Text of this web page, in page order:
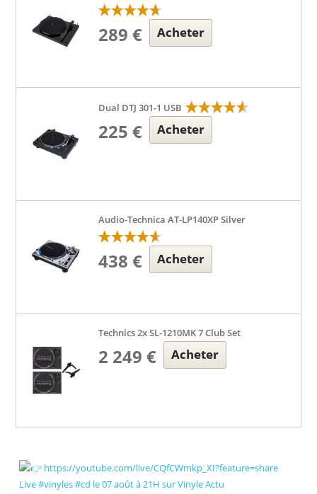
289 € Acheter
Dual DTJ 301-1 USB
225 € Acheter
Audio-Technica AT-LP140XP Silver
438 € Acheter
Technics 2x SL-1210MK 7 Club Set
2 249 € Acheter
Live #vinyles #cd le 07 août à 21H sur Vinyle Actu